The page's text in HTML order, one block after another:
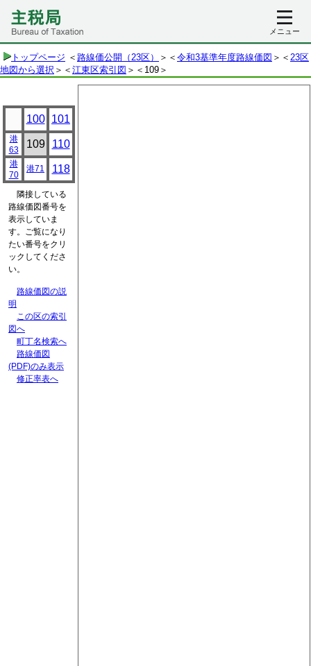
メニュー
トップページ ＜ 路線価公開（23区） ＞＜ 令和3基準年度路線価図 ＞＜ 23区
地図から選択 ＞＜ 江東区索引図 ＞ ＜109＞
100 101
港
63
109 110
港
70
港71 118
隣接している
路線価図番号を
表示していま
す。ご覧になり
たい番号をクリ
ックしてくださ
い。
路線価図の説
明
この区の索引
図へ
町丁名検索へ
路線価図
(PDF)のみ表示
修正率表へ